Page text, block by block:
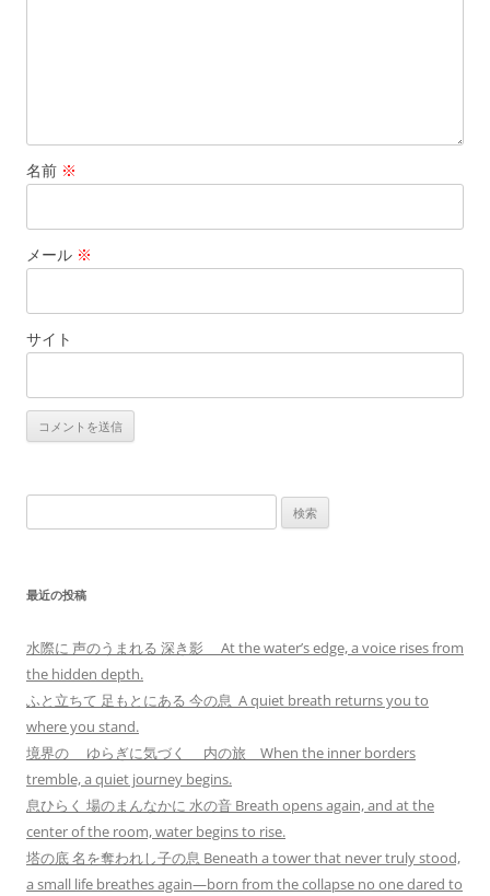
名前 ※
メール ※
サイト
索:
最近の投稿
水際に 声のうまれる 深き影 At the water’s edge, a voice rises from
the hidden depth.
ふと立ちて 足もとにある 今の息 A quiet breath returns you to
where you stand.
境界の ゆらぎに気づく 内の旅 When the inner borders
tremble, a quiet journey begins.
息ひらく 場のまんなかに 水の音 Breath opens again, and at the
center of the room, water begins to rise.
塔の底 名を奪われし子の息 Beneath a tower that never truly stood,
a small life breathes again—born from the collapse no one dared to